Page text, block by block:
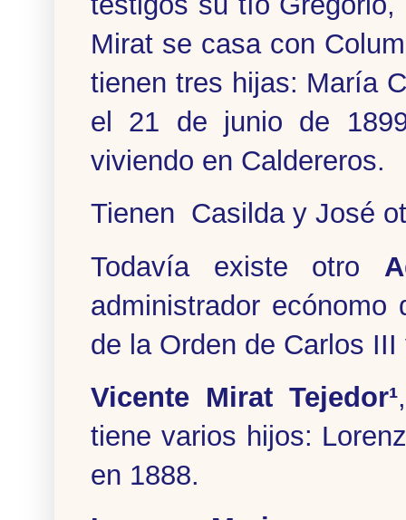
Mirat se casa con
tienen tres hijas: María
el 21 de junio de
viviendo en Caldereros.
Tienen Casilda y José
Todavía existe otro
administrador
de la Orden de Carlos
Vicente Mirat Tejedor¹
tiene varios hijos:
en 1888.